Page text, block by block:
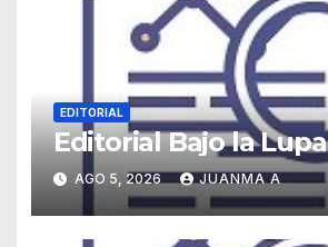
EDITORIAL
Editorial Bajo la Lupa
AGO 5, 2026 JUANMA A